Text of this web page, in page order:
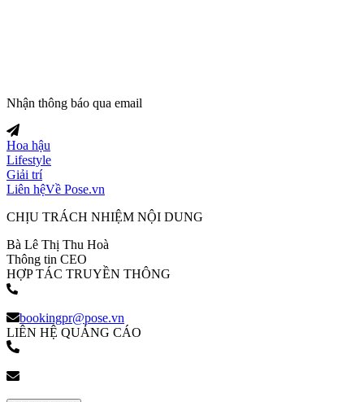
Nhận thông báo qua email
Hoa hậu
Lifestyle
Giải trí
Liên hệVề Pose.vn
CHỊU TRÁCH NHIỆM NỘI DUNG
Bà Lê Thị Thu Hoà
Thông tin CEO
HỢP TÁC TRUYỀN THÔNG
bookingpr@pose.vn
LIÊN HỆ QUẢNG CÁO